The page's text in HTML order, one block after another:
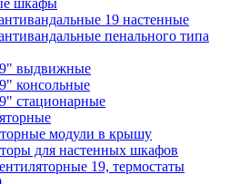
шкафы
19 настенные
пенального типа
выдвижные
консольные
стационарные
модули в крышу
для настенных шкафов
19, термостаты